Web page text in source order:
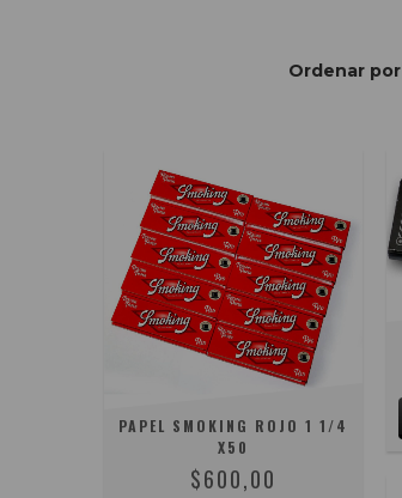
Ordenar por
PAPEL SMOKING ROJO 1 1/4
X50
$600,00